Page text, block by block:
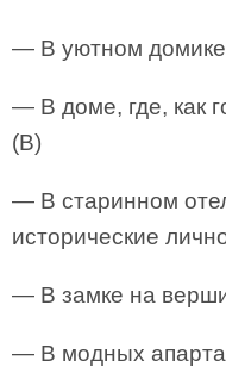
— В уютном
— В доме, где, как
(В)
— В старинном
исторические
— В замке на
— В модных